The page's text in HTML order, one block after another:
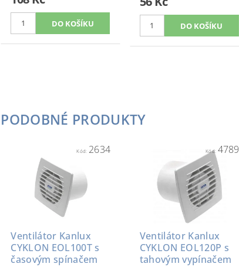
PODOBNÉ PRODUKTY
Kód: 2634
Ventilátor Kanlux
CYKLON EOL100T s
časovým spínačem
Kód: 4789
Ventilátor Kanlux
CYKLON EOL120P s
tahovým vypínačem